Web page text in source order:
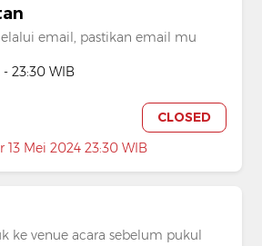
email, pastikan email mu
23:30 WIB
CLOSED
13 Mei 2024 23:30 WIB
ke venue acara sebelum pukul